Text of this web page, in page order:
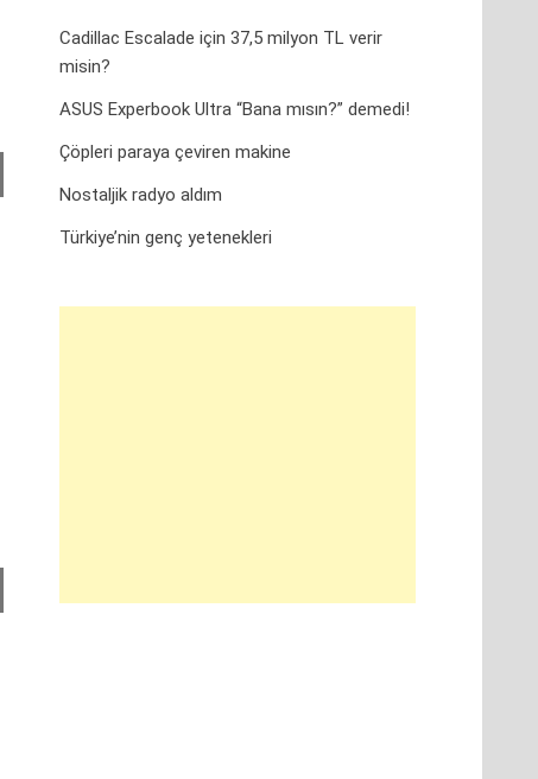
Cadillac Escalade için 37,5 milyon TL verir
misin?
ASUS Experbook Ultra “Bana mısın?” demedi!
Çöpleri paraya çeviren makine
Nostaljik radyo aldım
Türkiye’nin genç yetenekleri